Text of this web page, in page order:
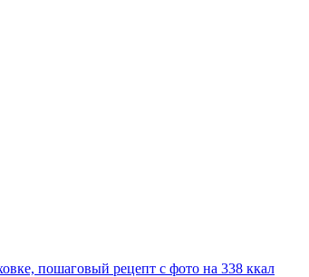
пошаговый рецепт с фото на 338 ккал